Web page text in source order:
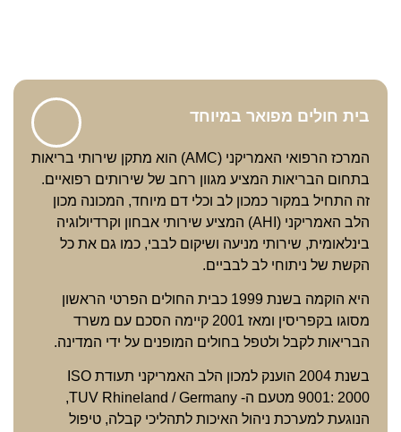
בית חולים מפואר במיוחד
המרכז הרפואי האמריקני (AMC) הוא מתקן שירותי בריאות
בתחום הבריאות המציע מגוון רחב של שירותים רפואיים.
זה התחיל במקור כמכון לב וכלי דם מיוחד, המכונה מכון
הלב האמריקני (AHI) המציע שירותי אבחון וקרדיולוגיה
בינלאומית, שירותי מניעה ושיקום לבבי, כמו גם את כל
הקשת של ניתוחי לב לבביים.
היא הוקמה בשנת 1999 כבית החולים הפרטי הראשון
מסוגו בקפריסין ומאז 2001 קיימה הסכם עם משרד
הבריאות לקבל ולטפל בחולים המופנים על ידי המדינה.
בשנת 2004 הוענק למכון הלב האמריקני תעודת ISO
9001: 2000 מטעם ה- TUV Rhineland / Germany,
הנוגעת למערכת ניהול האיכות לתהליכי קבלה, טיפול